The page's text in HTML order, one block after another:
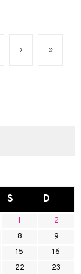
› »
S D
1
2
8
9
15
16
22
23